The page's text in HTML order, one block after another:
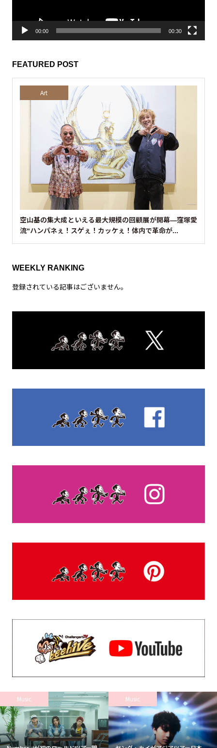
00:00 00:30
FEATURED POST
Art
空山基の集大成といえる最大規模の回顧展が開幕—窪塚愛
流“ハンパネぇ！スゲぇ！カッケぇ！体内で革命が...
WEEKLY RANKING
登録されている記事はございません。
Music Music